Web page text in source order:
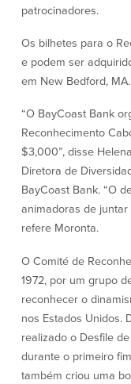
Informação de licença da
Política de privacidade
Declaração de exoneração
responsabilidade
Seguro de depósito FDIC e
Recursos
Segurança
cliente para a segurança da
em casa
patrocinadores.
Os bilhetes para o
e podem ser
em New Bedford, MA.
“O BayCoast Bank
Reconhecimento
$3,000”, disse
Diretora de
BayCoast Bank. “O
animadoras de
refere Moronta.
O Comité de
1972, por um grupo
reconhecer o
nos Estados Unidos.
realizado o Desfile
durante o primeiro
também criou uma